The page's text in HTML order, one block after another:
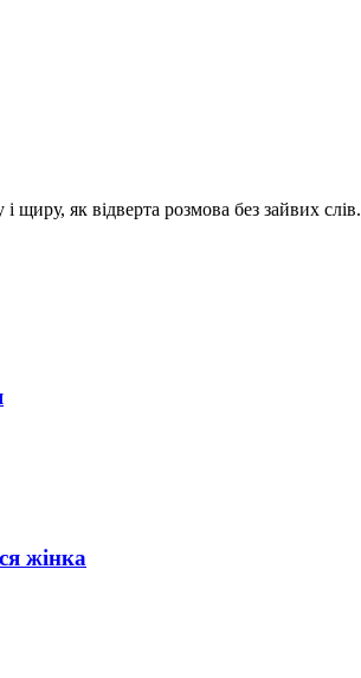
як відверта розмова без зайвих слів.
жінка